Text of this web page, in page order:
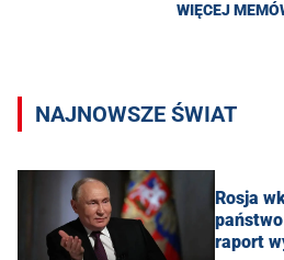
WIĘCEJ
NAJNOWSZE ŚWIAT
Rosja
raport